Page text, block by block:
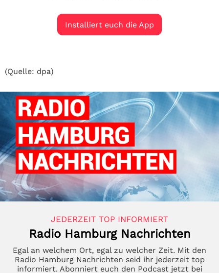
Installiert euch die App
(Quelle: dpa)
JEDERZEIT TOP INFORMIERT
Radio Hamburg Nachrichten
Egal an welchem Ort, egal zu welcher Zeit. Mit den
Radio Hamburg Nachrichten seid ihr jederzeit top
informiert. Abonniert euch den Podcast jetzt bei